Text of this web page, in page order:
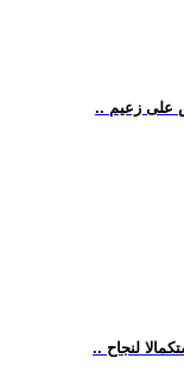
على زعيم
لنجاح